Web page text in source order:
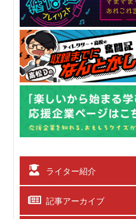
ライター紹介
記事アーカイブ